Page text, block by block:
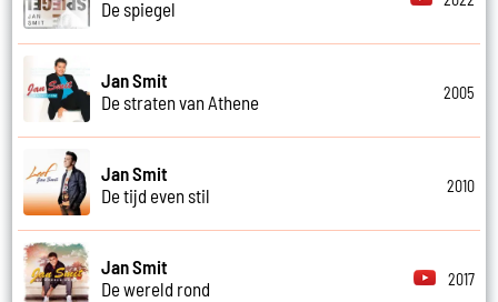
De spiegel
Jan Smit
De straten van Athene
2005
Jan Smit
De tijd even stil
2010
Jan Smit
De wereld rond
2017